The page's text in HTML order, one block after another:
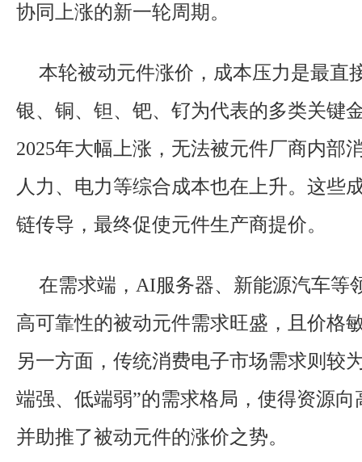
协同上涨的新一轮周期。
本轮被动元件涨价，成本压力是最直
银、铜、钽、钯、钌为代表的多类关键
2025年大幅上涨，无法被元件厂商内部
人力、电力等综合成本也在上升。这些
链传导，最终促使元件生产商提价。
在需求端，AI服务器、新能源汽车等
高可靠性的被动元件需求旺盛，且价格
另一方面，传统消费电子市场需求则较
端强、低端弱”的需求格局，使得资源
并助推了被动元件的涨价之势。